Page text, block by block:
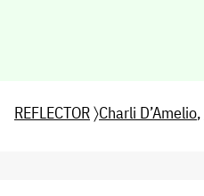
REFLECTOR〉Charli D’Amelio,